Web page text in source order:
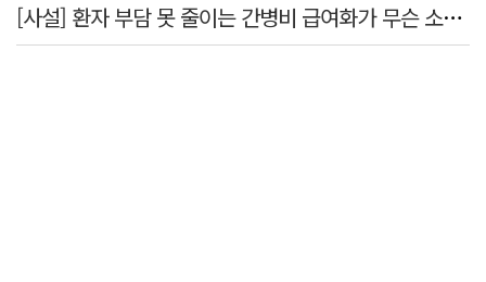
[사설] 환자 부담 못 줄이는 간병비 급여화가 무슨 소용인가